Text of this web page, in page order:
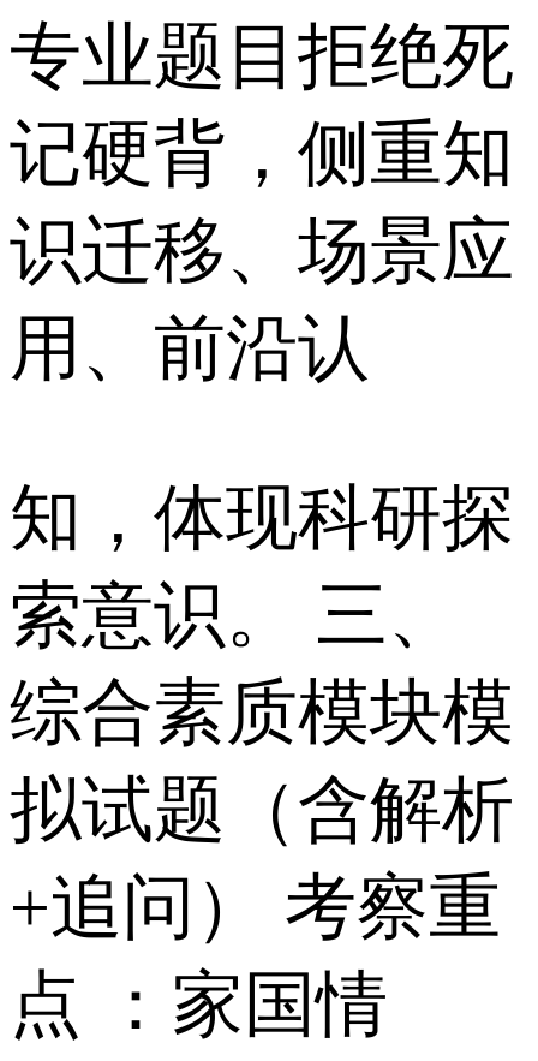
专业题目拒绝死
记硬背，侧重知
识迁移、场景应
用、前沿认
知，体现科研探
索意识。 三、
综合素质模块模
拟试题（含解析
+追问） 考察重
点 ：家国情